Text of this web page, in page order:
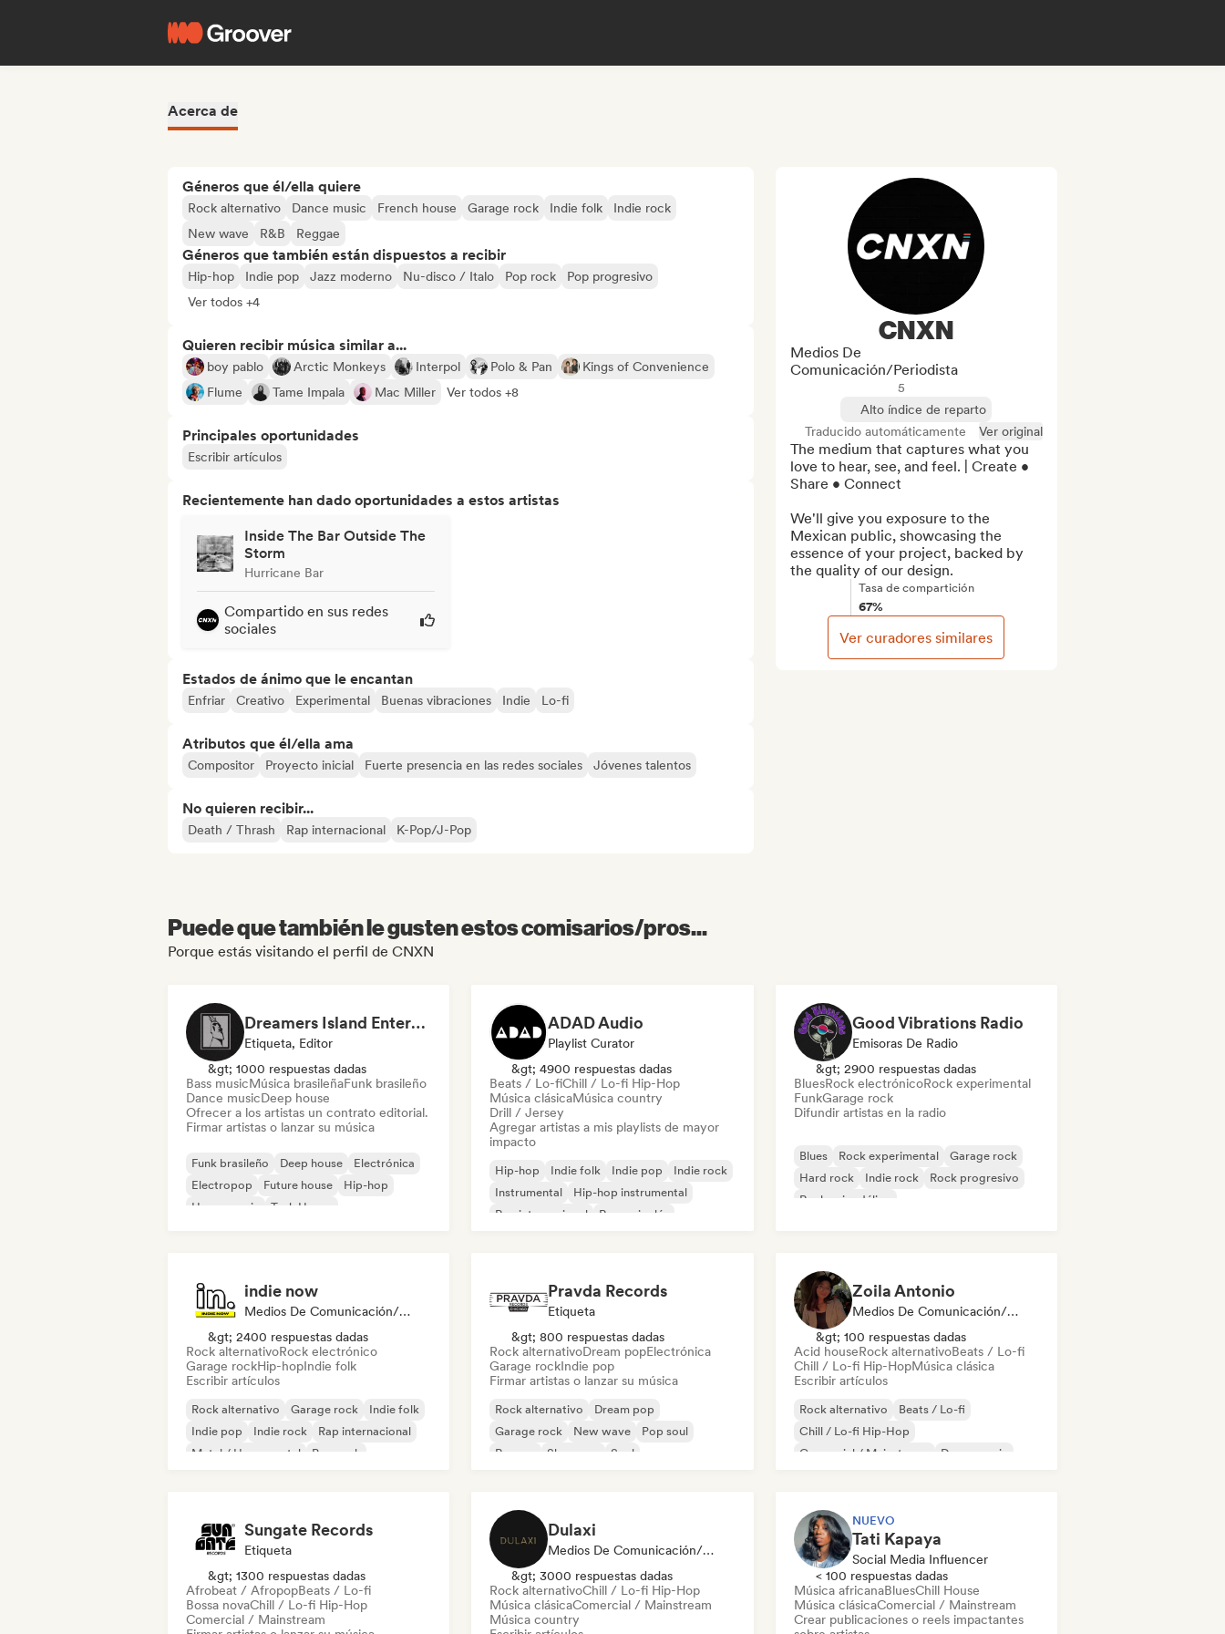
Acerca de
Géneros que él/ella quiere
Rock alternativo Dance music French house Garage rock Indie folk
Indie rock
New wave
R&B Reggae
Géneros que también están dispuestos a recibir
Hip-hop Indie pop Jazz moderno Nu-disco / Italo Pop rock
Pop progresivo
Ver todos +4
Quieren recibir música similar a...
boy pablo Arctic Monkeys Interpol Polo & Pan
Kings of Convenience
Flume
Tame Impala Mac Miller Ver todos +8
Principales oportunidades
Escribir artículos
Recientemente han dado oportunidades a estos artistas
Inside The Bar Outside The
Storm
Hurricane Bar
Compartido en sus redes
sociales
Estados de ánimo que le encantan
Enfriar Creativo Experimental Buenas vibraciones Indie Lo-fi
Atributos que él/ella ama
Compositor Proyecto inicial Fuerte presencia en las redes sociales Jóvenes talentos
No quieren recibir...
Death / Thrash Rap internacional K-Pop/J-Pop
CNXN
Medios De
Comunicación/Periodista
5
Alto índice de reparto
Traducido automáticamente
Ver original
The medium that captures what you
love to hear, see, and feel. | Create •
Share • Connect
We'll give you exposure to the
Mexican public, showcasing the
essence of your project, backed by
the quality of our design.
Tasa de compartición
67%
Ver curadores similares
Puede que también le gusten estos comisarios/pros...
Porque estás visitando el perfil de CNXN
Dreamers Island Entertainment
Etiqueta, Editor
&gt; 1000 respuestas dadas
Bass musicMúsica brasileñaFunk brasileño
Dance musicDeep house
Ofrecer a los artistas un contrato editorial.
Firmar artistas o lanzar su música
Funk brasileño Deep house
Electrónica
Electropop
Future house
Hip-hop
House music
Tech House
ADAD Audio
Playlist Curator
&gt; 4900 respuestas dadas
Beats / Lo-fiChill / Lo-fi Hip-Hop
Música clásicaMúsica country
Drill / Jersey
Agregar artistas a mis playlists de mayor
impacto
Hip-hop Indie folk Indie pop
Indie rock
Instrumental
Hip-hop instrumental
Rap internacional
Rap en inglés
Good Vibrations Radio
Emisoras De Radio
&gt; 2900 respuestas dadas
BluesRock electrónicoRock experimental
FunkGarage rock
Difundir artistas en la radio
Blues Rock experimental
Garage rock
Hard rock
Indie rock
Rock progresivo
Rock psicodélico
indie now
Medios De Comunicación/Periodista
&gt; 2400 respuestas dadas
Rock alternativoRock electrónico
Garage rockHip-hopIndie folk
Escribir artículos
Rock alternativo Garage rock
Indie folk
Indie pop
Indie rock
Rap internacional
Metal / Heavy metal
Pop rock
Pravda Records
Etiqueta
&gt; 800 respuestas dadas
Rock alternativoDream popElectrónica
Garage rockIndie pop
Firmar artistas o lanzar su música
Rock alternativo
Dream pop
Garage rock
New wave
Pop soul
Reggae
Shoegaze Soul
Zoila Antonio
Medios De Comunicación/Periodista
&gt; 100 respuestas dadas
Acid houseRock alternativoBeats / Lo-fi
Chill / Lo-fi Hip-HopMúsica clásica
Escribir artículos
Rock alternativo
Beats / Lo-fi
Chill / Lo-fi Hip-Hop
Comercial / Mainstream
Dance music
Sungate Records
Etiqueta
&gt; 1300 respuestas dadas
Afrobeat / AfropopBeats / Lo-fi
Bossa novaChill / Lo-fi Hip-Hop
Comercial / Mainstream
Dulaxi
Medios De Comunicación/Periodista
&gt; 3000 respuestas dadas
Rock alternativoChill / Lo-fi Hip-Hop
Música clásicaComercial / Mainstream
Música country
NUEVO
Tati Kapaya
Social Media Influencer
< 100 respuestas dadas
Música africanaBluesChill House
Música clásicaComercial / Mainstream
Crear publicaciones o reels impactantes